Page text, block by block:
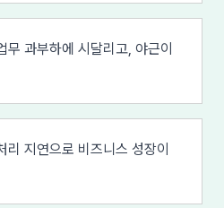
무 과부하에 시달리고, 야근이
리 지연으로 비즈니스 성장이